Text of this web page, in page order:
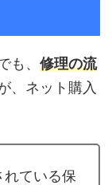
も、 修理の流
、ネット購入
ている保